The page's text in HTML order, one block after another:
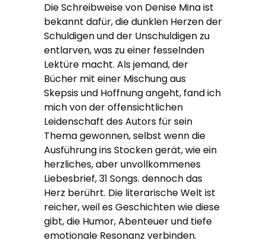
Die Schreibweise von Denise Mina ist
bekannt dafür, die dunklen Herzen der
Schuldigen und der Unschuldigen zu
entlarven, was zu einer fesselnden
Lektüre macht. Als jemand, der
Bücher mit einer Mischung aus
Skepsis und Hoffnung angeht, fand ich
mich von der offensichtlichen
Leidenschaft des Autors für sein
Thema gewonnen, selbst wenn die
Ausführung ins Stocken gerät, wie ein
herzliches, aber unvollkommenes
Liebesbrief, 31 Songs. dennoch das
Herz berührt. Die literarische Welt ist
reicher, weil es Geschichten wie diese
gibt, die Humor, Abenteuer und tiefe
emotionale Resonanz verbinden.